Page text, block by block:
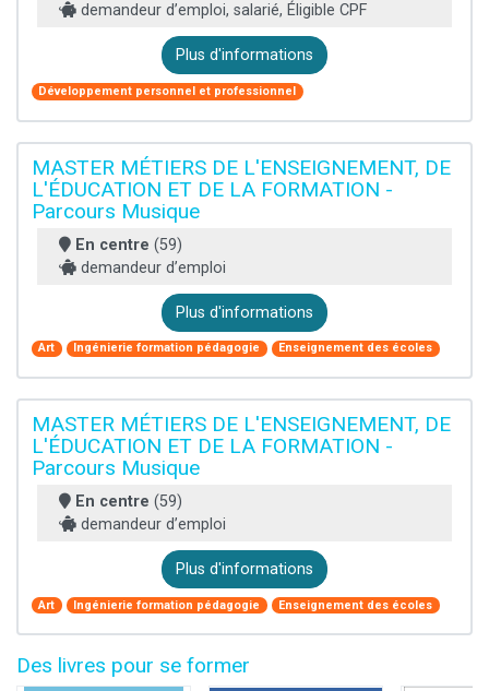
demandeur d’emploi, salarié, Éligible CPF
Plus d'informations
Développement personnel et professionnel
MASTER MÉTIERS DE L'ENSEIGNEMENT, DE
L'ÉDUCATION ET DE LA FORMATION -
Parcours Musique
En centre (59)
demandeur d’emploi
Plus d'informations
Art Ingénierie formation pédagogie Enseignement des écoles
MASTER MÉTIERS DE L'ENSEIGNEMENT, DE
L'ÉDUCATION ET DE LA FORMATION -
Parcours Musique
En centre (59)
demandeur d’emploi
Plus d'informations
Art Ingénierie formation pédagogie Enseignement des écoles
Des livres pour se former